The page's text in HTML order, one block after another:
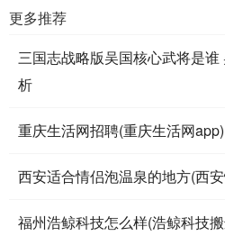
更多推荐
三国志战略版吴国核心武将是
析
重庆生活网招聘(重庆生活网app)
西安适合情侣泡温泉的地方(西
福州浩鲸科技怎么样(浩鲸科技